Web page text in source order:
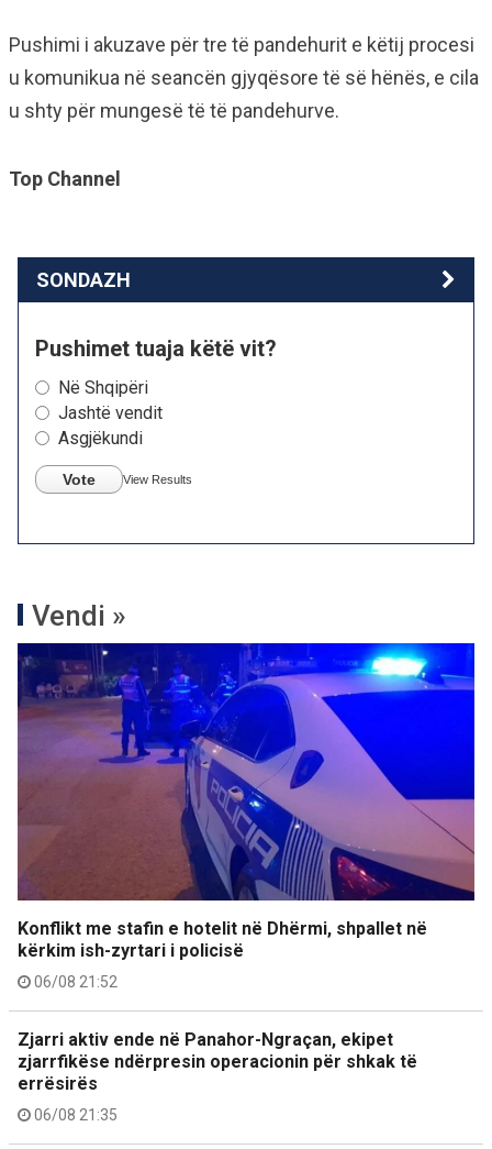
Pushimi i akuzave për tre të pandehurit e këtij procesi
u komunikua në seancën gjyqësore të së hënës, e cila
u shty për mungesë të të pandehurve.
Top Channel
SONDAZH
Pushimet tuaja këtë vit?
Në Shqipëri
Jashtë vendit
Asgjëkundi
Vote View Results
Vendi »
Konflikt me stafin e hotelit në Dhërmi, shpallet në
kërkim ish-zyrtari i policisë
06/08 21:52
Zjarri aktiv ende në Panahor-Ngraçan, ekipet
zjarrfikëse ndërpresin operacionin për shkak të
errësirës
06/08 21:35